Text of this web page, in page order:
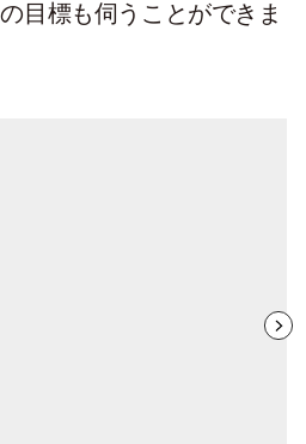
目標も伺うことができま